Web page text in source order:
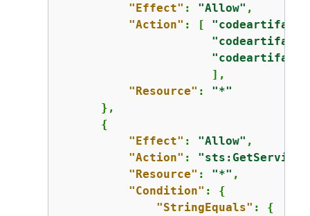
"Effect" : "Allow" ,
"Action" : [
                      ],
"Resource" : "*"
      },
{
"Effect" : "Allow" ,
"Action" :
"Resource" : "*" ,
"Condition" : {
"StringEquals" : {